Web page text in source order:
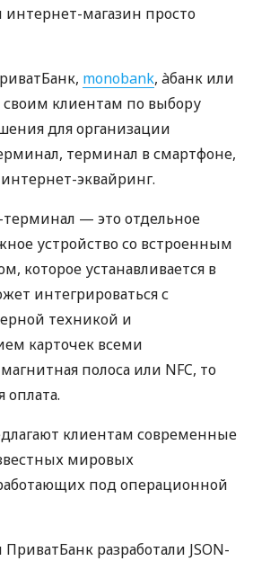
интернет-магазин просто
monobank, àбанк или
клиентам по выбору
для организации
терминал в смартфоне,
эквайринг.
терминал — это отдельное
устройство со встроенным
которое устанавливается в
интегрироваться с
техникой и
карточек всеми
полоса или NFC, то
оплата.
клиентам современные
мировых
под операционной
разработали JSON-